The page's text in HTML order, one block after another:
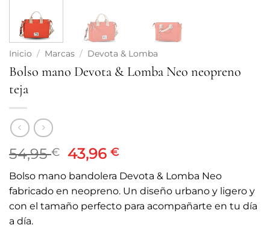
Inicio / Marcas / Devota & Lomba
Bolso mano Devota & Lomba Neo neopreno
teja
54,95€
El
precio
original
era:
54,95 €.
43,96€El
precio
actual
es:
43,96 €.
Bolso mano bandolera Devota & Lomba Neo
fabricado en neopreno. Un diseño urbano y ligero y
con el tamaño perfecto para acompañarte en tu día
a día.